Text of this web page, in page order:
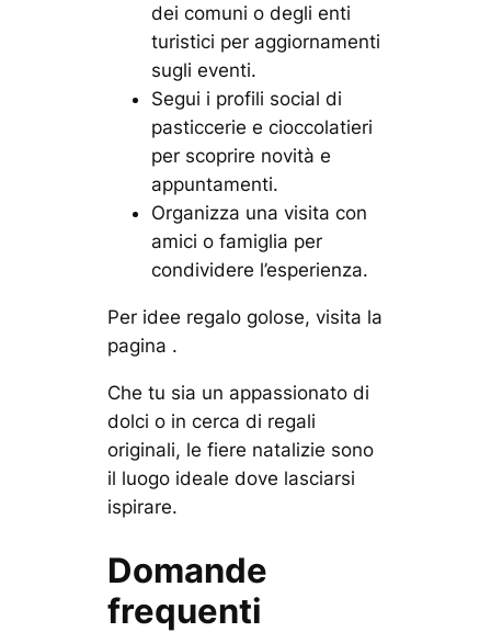
dei comuni o degli enti
turistici per aggiornamenti
sugli eventi.
Segui i profili social di
pasticcerie e cioccolatieri
per scoprire novità e
appuntamenti.
Organizza una visita con
amici o famiglia per
condividere l’esperienza.
Per idee regalo golose, visita la
pagina .
Che tu sia un appassionato di
dolci o in cerca di regali
originali, le fiere natalizie sono
il luogo ideale dove lasciarsi
ispirare.
Domande
frequenti